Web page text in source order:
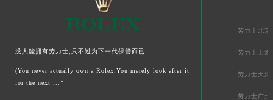
没人能拥有劳力士,只不过为下一代保管而已
(You never actually own a Rolex.You merely look after it
for the next ...”
劳力士北京
劳力士上海
劳力士天津
劳力士广州